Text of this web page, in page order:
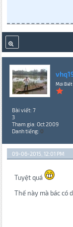
Mới Biết
Bài viết: 7
3
Tham gia: Oct 2009
Danh tiếng: 0
09-06-2015, 12:01 PM
Tuyệt quá
Thế này mà bác có